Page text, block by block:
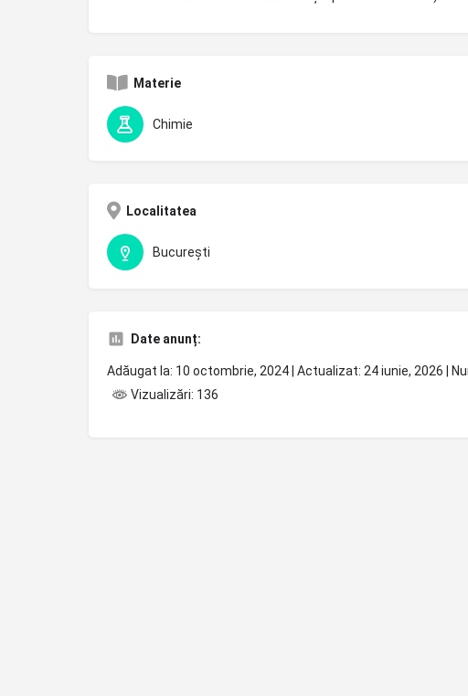
Materie
Chimie
Localitatea
București
Date anunț:
Adăugat la: 10 octombrie, 2024 | Actualizat: 24 iunie, 2026 |
Vizualizări: 136